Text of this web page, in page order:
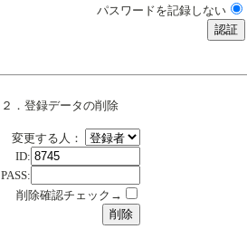
パスワードを記録しない
２．登録データの削除
変更する人：
ID:
PASS:
削除確認チェック→